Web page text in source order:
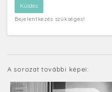
Bejelentkezés szükséges!
A sorozat további képei: